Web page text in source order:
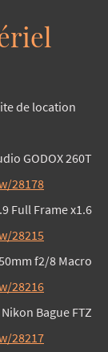
de location
GODOX 260T
28178
Full Frame x1.6
28215
f2/8 Macro
28216
Nikon Bague FTZ
28217